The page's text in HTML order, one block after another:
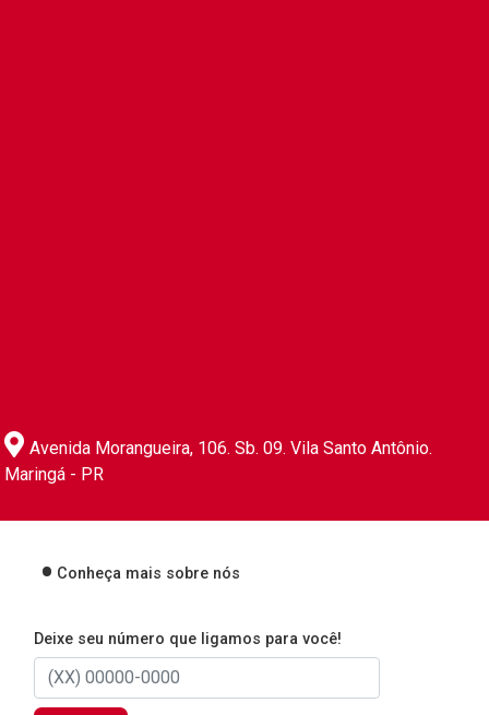
Avenida Morangueira, 106. Sb. 09. Vila Santo Antônio.
Maringá - PR
Conheça mais sobre nós
Deixe seu número que ligamos para você!